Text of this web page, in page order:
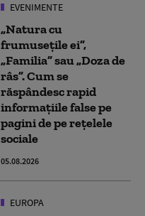
EVENIMENTE
„Natura cu
frumusețile ei”,
„Familia” sau „Doza de
râs”. Cum se
răspândesc rapid
informațiile false pe
pagini de pe rețelele
sociale
05.08.2026
EUROPA